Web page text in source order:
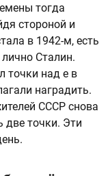
тогда
стороной и
в 1942-м, есть
Сталин.
точки над е в
наградить.
СССР снова
две точки. Эти